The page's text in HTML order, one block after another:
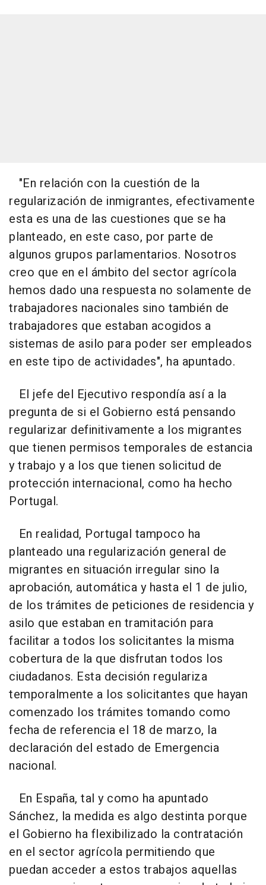
"En relación con la cuestión de la
regularización de inmigrantes, efectivamente
esta es una de las cuestiones que se ha
planteado, en este caso, por parte de
algunos grupos parlamentarios. Nosotros
creo que en el ámbito del sector agrícola
hemos dado una respuesta no solamente de
trabajadores nacionales sino también de
trabajadores que estaban acogidos a
sistemas de asilo para poder ser empleados
en este tipo de actividades", ha apuntado.
El jefe del Ejecutivo respondía así a la
pregunta de si el Gobierno está pensando
regularizar definitivamente a los migrantes
que tienen permisos temporales de estancia
y trabajo y a los que tienen solicitud de
protección internacional, como ha hecho
Portugal.
En realidad, Portugal tampoco ha
planteado una regularización general de
migrantes en situación irregular sino la
aprobación, automática y hasta el 1 de julio,
de los trámites de peticiones de residencia y
asilo que estaban en tramitación para
facilitar a todos los solicitantes la misma
cobertura de la que disfrutan todos los
ciudadanos. Esta decisión regulariza
temporalmente a los solicitantes que hayan
comenzado los trámites tomando como
fecha de referencia el 18 de marzo, la
declaración del estado de Emergencia
nacional.
En España, tal y como ha apuntado
Sánchez, la medida es algo destinta porque
el Gobierno ha flexibilizado la contratación
en el sector agrícola permitiendo que
puedan acceder a estos trabajos aquellas